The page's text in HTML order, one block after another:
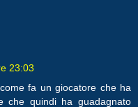
23:03
fa un giocatore che ha
che quindi ha guadagnato